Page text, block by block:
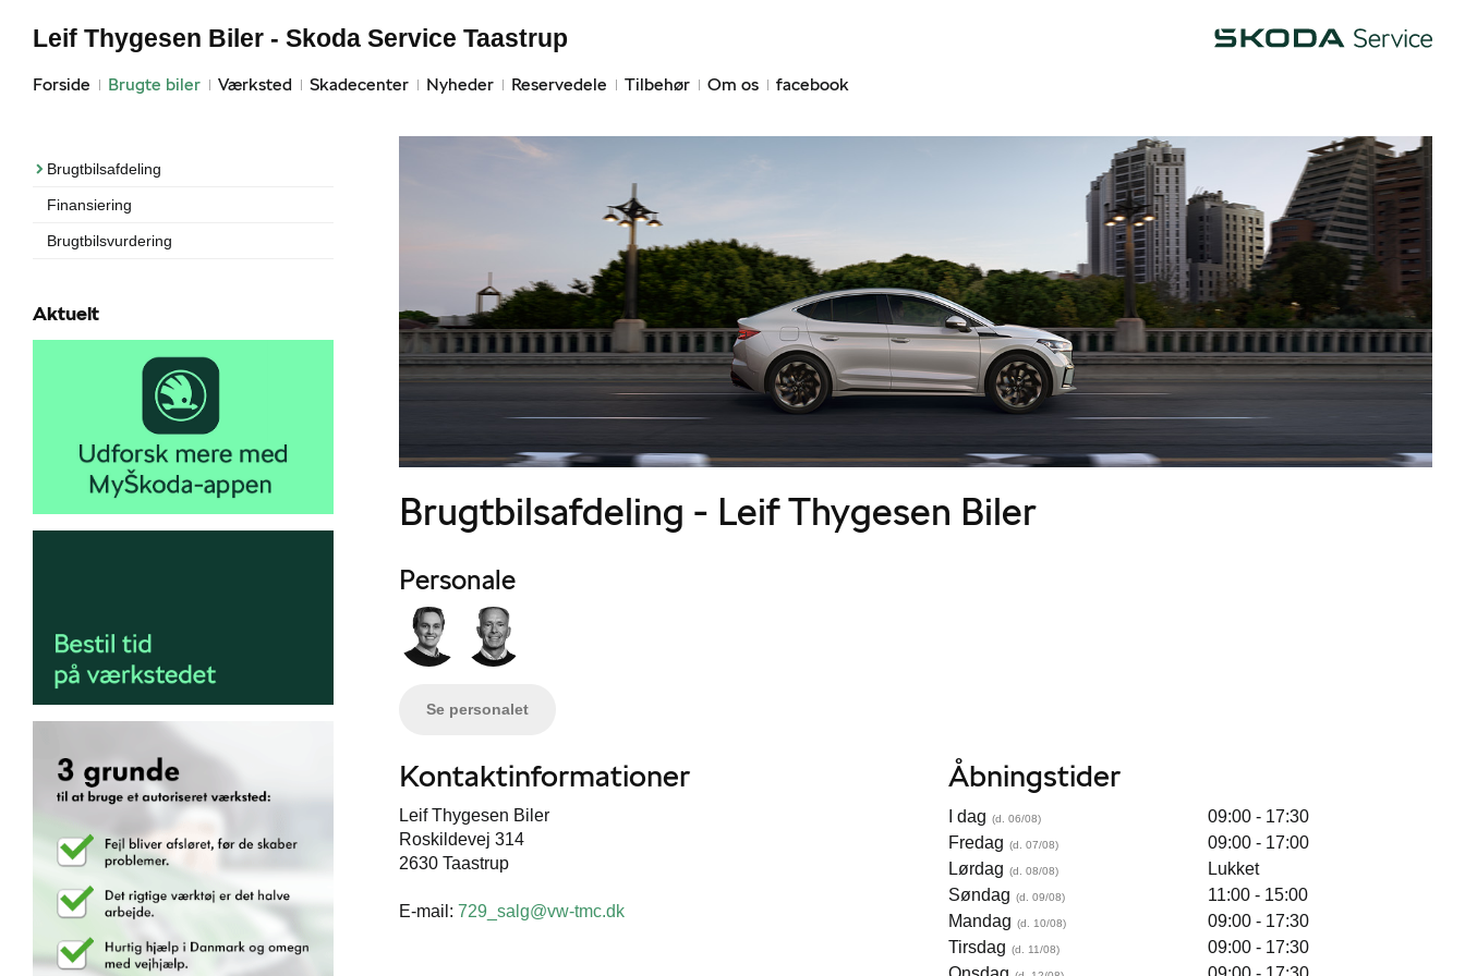
Forside Brugte biler Værksted Skadecenter Nyheder Reservedele Tilbehør Om os facebook
Škoda
Leif Thygesen Biler - Skoda Service Taastrup
Brugtbilsafdeling
Finansiering
Brugtbilsvurdering
Aktuelt
Brugtbilsafdeling - Leif Thygesen Biler
Personale
Se personalet
Kontaktinformationer
Leif Thygesen Biler
Roskildevej 314
2630 Taastrup
E-mail: 729_salg@vw-tmc.dk
Åbningstider
I dag
09:00 - 17:30
Fredag
09:00 - 17:00
Lørdag
Lukket
Søndag
11:00 - 15:00
Mandag
09:00 - 17:30
Tirsdag
09:00 - 17:30